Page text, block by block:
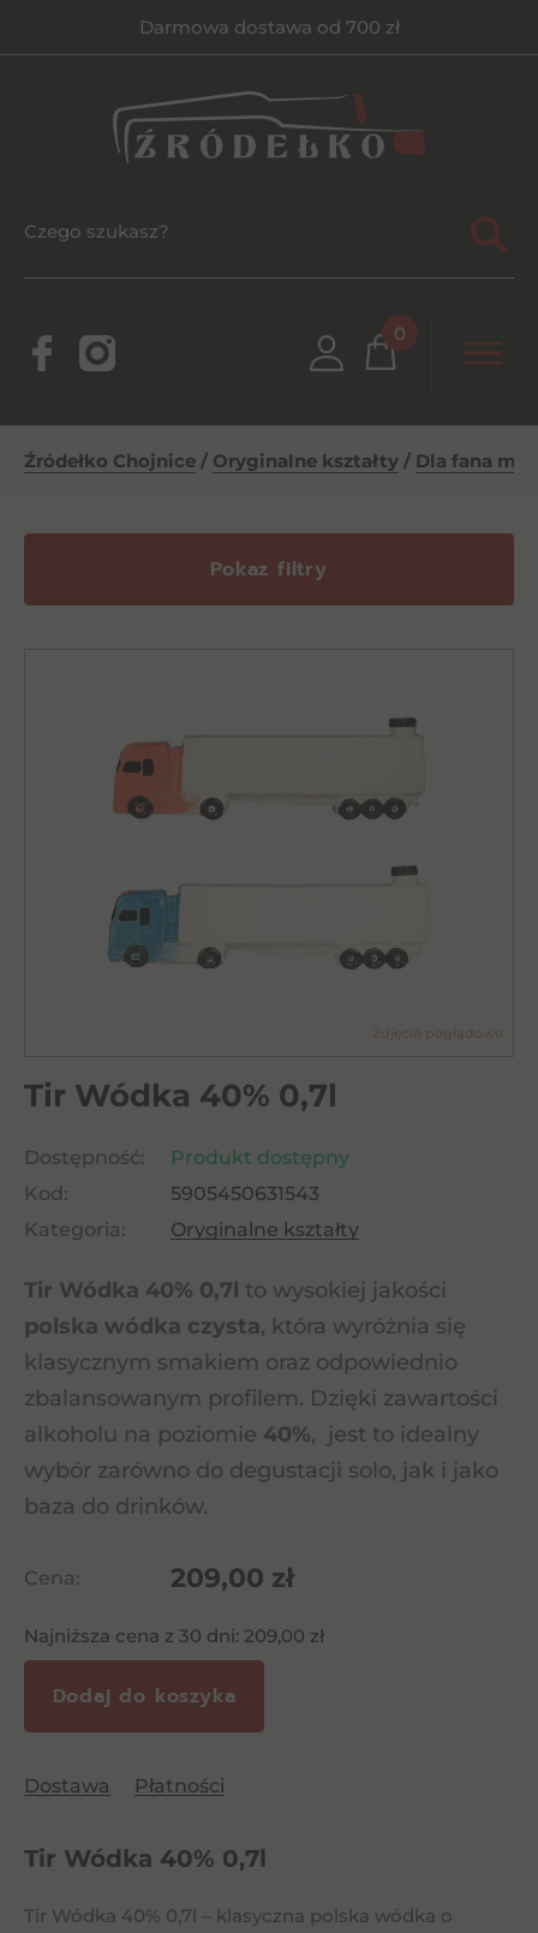
Darmowa dostawa od 700 zł
0
Źródełko Chojnice / Oryginalne kształty / Dla fana
Pokaz filtry
Tir Wódka 40% 0,7l
Dostępność:
Produkt dostępny
Kod:
5905450631543
Kategoria:
Oryginalne kształty
Tir Wódka 40% 0,7l to wysokiej jakości
polska wódka czysta, która wyróżnia się
klasycznym smakiem oraz odpowiednio
zbalansowanym profilem. Dzięki zawartości
alkoholu na poziomie 40%, jest to idealny
wybór zarówno do degustacji solo, jak i jako
baza do drinków.
Cena: 209,00 zł
Najniższa cena z 30 dni: 209,00 zł
Dodaj do koszyka
Dostawa Płatności
Tir Wódka 40% 0,7l
Tir Wódka 40% 0,7l – klasyczna polska wódka o